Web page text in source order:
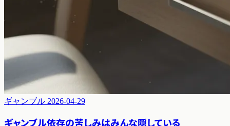
ギャンブル 2026-04-29
ギャンブル依存の苦しみはみんな隠している